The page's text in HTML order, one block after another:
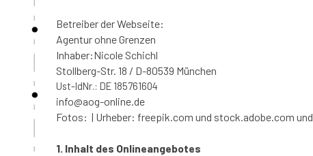
Betreiber der Webseite:
Agentur ohne Grenzen
Inhaber:Nicole Schichl
Stollberg-Str. 18 / D-80539 München
Ust-IdNr.: DE 185761604
info@aog-online.de
Fotos: | Urheber: freepik.com und stock.adobe.com und
1. Inhalt des Onlineangebotes